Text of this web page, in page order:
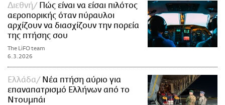
Διεθνή
Πώς είναι να είσαι πιλότος
αεροπορικής όταν πύραυλοι
αρχίζουν να διασχίζουν την πορεία
της πτήσης σου
The LiFO team
6.3.2026
Ελλάδα
Νέα πτήση αύριο για
επαναπατρισμό Ελλήνων από το
Ντουμπάι